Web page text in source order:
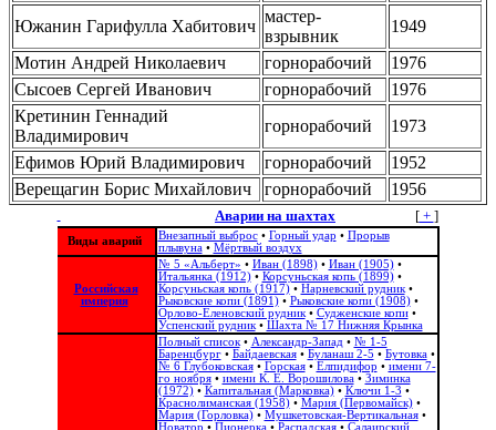
Южанин Гарифулла Хабитович
мастер-
взрывник
1949
Мотин Андрей Николаевич
горнорабочий
1976
Сысоев Сергей Иванович
горнорабочий
1976
Кретинин Геннадий
Владимирович
горнорабочий
1973
Ефимов Юрий Владимирович
горнорабочий
1952
Верещагин Борис Михайлович
горнорабочий 1956
[+ ]
Аварии на шахтах
Виды аварий Внезапный выброс• Горный удар • Прорыв
плывуна• Мёртвый воздух
Российская
империя
№ 5 «Альберт» • Иван (1898)• Иван (1905)•
Итальянка (1912)• Корсуньская копь (1899)•
Корсуньская копь (1917)• Нарневский рудник•
Рыковские копи (1891)• Рыковские копи (1908)•
Орлово-Еленовский рудник• Судженские копи•
Успенский рудник• Шахта № 17 Нижняя Крынка
Полный список• Александр-Запад • № 1-5
Баренцбург• Байдаевская• Буланаш 2-5 • Бутовка•
№ 6 Глубоковская• Горская• Елпидифор • имени 7-
го ноября• имени К. Е. Ворошилова• Зиминка
(1972)• Капитальная (Марковка)• Ключи 1-3 •
Краснолиманская (1958)• Мария (Первомайск)•
Мария (Горловка)• Мушкетовская-Вертикальная•
Новатор • Пионерка• Распадская• Салаирский